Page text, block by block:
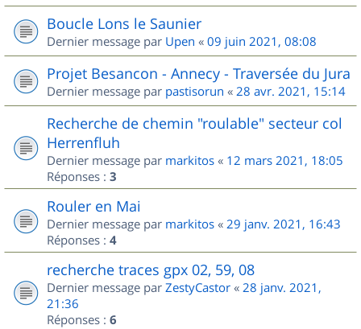
Boucle Lons le Saunier
Dernier message par Upen « 09 juin 2021, 08:08
Projet Besancon - Annecy - Traversée du Jura
Dernier message par pastisorun « 28 avr. 2021, 15:14
Recherche de chemin "roulable" secteur col
Herrenfluh
Dernier message par markitos « 12 mars 2021, 18:05
Réponses : 3
Rouler en Mai
Dernier message par markitos « 29 janv. 2021, 16:43
Réponses : 4
recherche traces gpx 02, 59, 08
Dernier message par ZestyCastor « 28 janv. 2021,
21:36
Réponses : 6